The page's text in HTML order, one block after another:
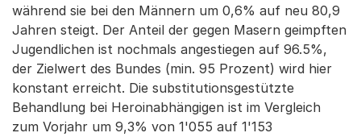
während sie bei den Männern um 0,6% auf neu 80,9
Jahren steigt. Der Anteil der gegen Masern geimpften
Jugendlichen ist nochmals angestiegen auf 96.5%,
der Zielwert des Bundes (min. 95 Prozent) wird hier
konstant erreicht. Die substitutionsgestützte
Behandlung bei Heroinabhängigen ist im Vergleich
zum Vorjahr um 9,3% von 1'055 auf 1'153